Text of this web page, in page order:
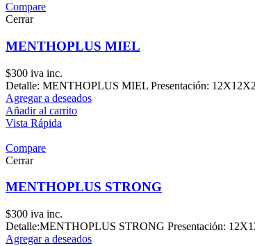
Compare
Cerrar
MENTHOPLUS MIEL
$300 iva inc.
Detalle: MENTHOPLUS MIEL Presentación:
Agregar a deseados
Añadir al carrito
Vista Rápida
Compare
Cerrar
MENTHOPLUS STRONG
$300 iva inc.
Detalle:MENTHOPLUS STRONG Presentación:
Agregar a deseados